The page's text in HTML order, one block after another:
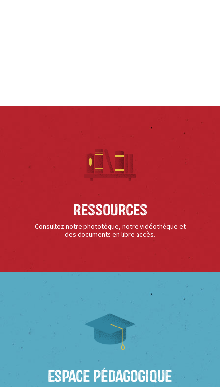
Ressources
Consultez notre phototèque, notre vidéothèque et
des documents en libre accès.
Espace Pédagogique